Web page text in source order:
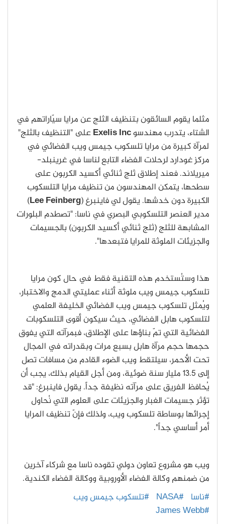
مثلما يقوم السائقون بتنظيف الثلج عن مرايا سيّاراتهم في
الشتاء، يتدرب مهندسوExelis Incعلى "التنظيف بالثلج"
لمرآة كبيرة من مرايا تلسكوب جيمس ويب الفضائي في
مركز غودارد لرحلات الفضاء التابع لناسا في غرينبلد-
ميريلاند. فعند إطلاق ثلج ثنائي أكسيد الكربون على
سطحها، يتمكن المهندسون من تنظيف مرايا التلسكوب
الكبيرة دون خدشها. يقول لي فاينبرغ (Lee Feinberg
)
مدير العنصر التلسكوبي البصري في ناسا: "تصطدم البلورات
المشابهة للثلج (ثلج ثنائي أكسيد الكربون) بالجسيمات
والجزيئات الملوثة للمرايا فتبعدها".
هذا وستُستخدم هذه التقنية فقط في حال كون مرايا
تلسكوب جيمس ويب ملوثة أثناء عمليتي الدمج والاختبار،
ويُمثل تلسكوب جيمس ويب الفضائي الخليفة العلمي
لتلسكوب هابل الفضائي، حيث سيكون أقوى التلسكوبات
الفضائية التي تمّ بناؤها على الإطلاق، فبمرآته التي يفوق
حجمها حجم مرآة هابل بسبع مرات وبقدراته في المجال
تحت الأحمر، سيلتقط ويب الضوء القادم من مسافات تصل
إلى 13.5 مليار سنة ضوئية، ومن أجل القيام بذلك، يجب أن
يُحافظ الفريق على مرآته نظيفة جداً. يقول فاينبرغ: "قد
تؤثر جسيمات الغبار والجزيئات على العلوم التي نُحاول
إجرائها بوساطة تلسكوب ويب، ولذلك فإنّ تنظيف المرايا
أمر أساسي جداً".
ويب هو مشروع تعاون دولي تقوده ناسا مع شركاء آخرين
من ضمنهم وكالة الفضاء الأوروبية ووكالة الفضاء الكندية.
#ناسا #NASA
#تلسكوب جيمس ويب
#James Webb